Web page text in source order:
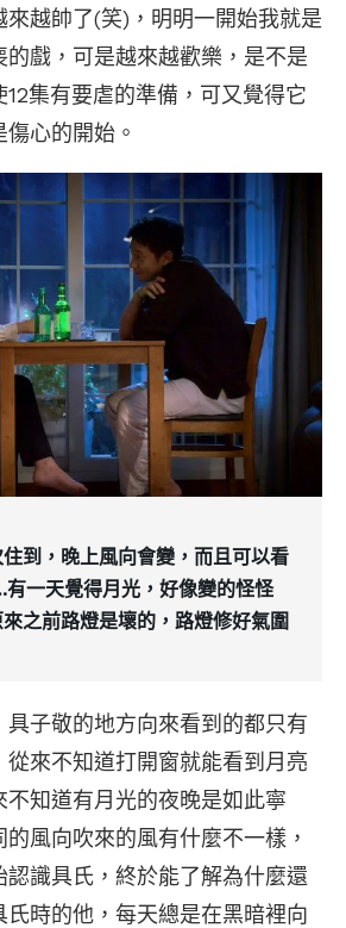
越帥了(笑)，明明一開始我就是
戲，可是越來越歡樂，是不是
集有要虐的準備，可又覺得它
心的開始。
住到，晚上風向會變，而且可以看
一天覺得月光，好像變的怪怪
之前路燈是壞的，路燈修好氣圍
具子敬的地方向來看到的都只有
從來不知道打開窗就能看到月亮
不知道有月光的夜​晚是如此寧
風向吹來的風有什麼不一樣，
認識具氏，終於能了解為什麼還
氏時的他，每天總是在黑暗裡向